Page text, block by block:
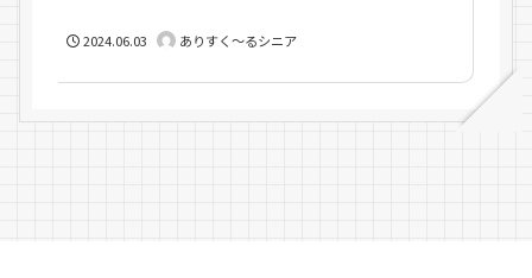
2024.06.03 ありすく～るシニア